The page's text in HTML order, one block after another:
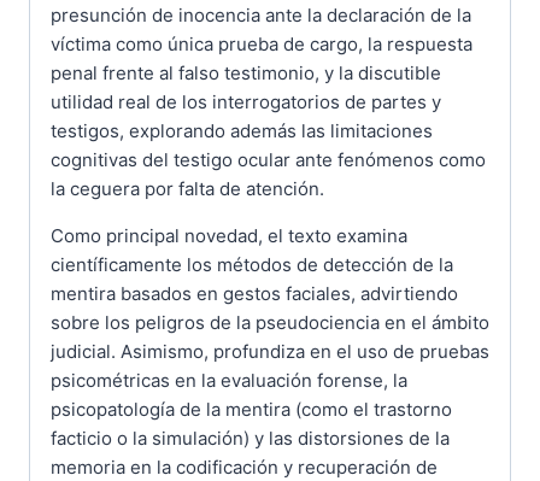
presunción de inocencia ante la declaración de la
víctima como única prueba de cargo, la respuesta
penal frente al falso testimonio, y la discutible
utilidad real de los interrogatorios de partes y
testigos, explorando además las limitaciones
cognitivas del testigo ocular ante fenómenos como
la ceguera por falta de atención.
Como principal novedad, el texto examina
científicamente los métodos de detección de la
mentira basados en gestos faciales, advirtiendo
sobre los peligros de la pseudociencia en el ámbito
judicial. Asimismo, profundiza en el uso de pruebas
psicométricas en la evaluación forense, la
psicopatología de la mentira (como el trastorno
facticio o la simulación) y las distorsiones de la
memoria en la codificación y recuperación de